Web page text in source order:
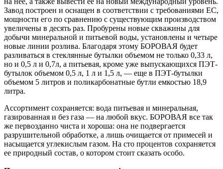
Завод построен и оснащен в соответствии с требованиями ЕС,
мощности его по сравнению с существующим производством
увеличены в десять раз. Пробурены новые скважины для
добычи минеральной и питьевой воды, установлены и четыре
новые линии розлива. Благодаря этому БОРОВАЯ будет
разливаться в стеклянные бутылки объемом не только 0,33 л,
но и 0,5 л и 0,7л, а питьевая, кроме уже выпускающихся ПЭТ-
бутылок объемом 0,5 л, 1 л и 1,5 л, — еще в ПЭТ-бутылки
объемом 5 литров и поликарбонатные бутли емкостью 18,9
литра.
Ассортимент сохраняется: вода питьевая и минеральная,
газированная и без газа — на любой вкус. БОРОВАЯ все так
же первозданно чиста и хороша: она не подвергается
разрушительной обработке, а лишь очищается от примесей и
насыщается углекислым газом. На сто процентов сохраняется
ее природный состав, о котором стоит сказать особо.